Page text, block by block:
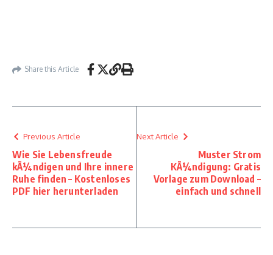
Share this Article
Previous Article
Wie Sie Lebensfreude
kÃ¼ndigen und Ihre innere
Ruhe finden – Kostenloses
PDF hier herunterladen
Next Article
Muster Strom
KÃ¼ndigung: Gratis
Vorlage zum Download –
einfach und schnell